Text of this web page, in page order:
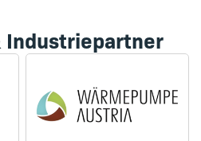
Industriepartner